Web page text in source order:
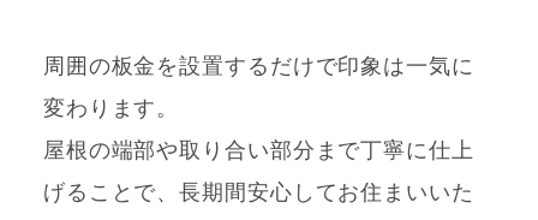
周囲の板金を設置するだけで印象は一気に
変わります。
屋根の端部や取り合い部分まで丁寧に仕上
げることで、長期間安心してお住まいいた